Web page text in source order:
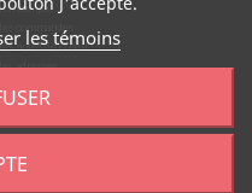
compte
commandes
notes de crédit
adresses
bons de réduction
les témoins
droits réservés